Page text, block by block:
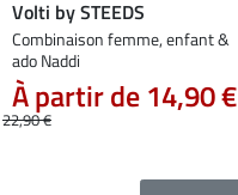
Volti by STEEDS
Combinaison femme, enfant &
ado Naddi
À partir de 14,90 €
22,90 €